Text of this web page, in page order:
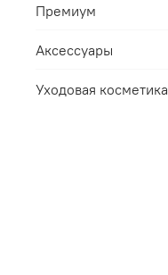
Премиум
Аксессуары
Уходовая косметика